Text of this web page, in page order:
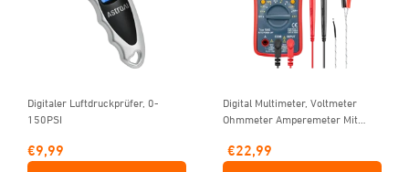
Digitaler Luftdruckprüfer, 0-
150PSI
€9,99
Digital Multimeter, Voltmeter
Ohmmeter Amperemeter Mit
€22,99